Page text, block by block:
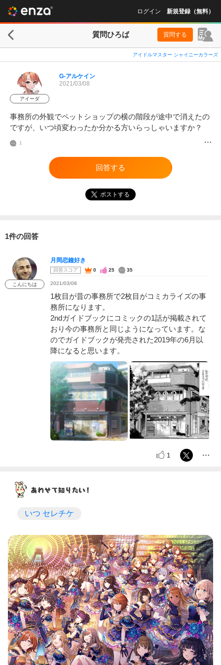
ログイン 新規登録（無料）
質問ひろば 質問する
アイドルマスター シャイニーカラーズ
アイーダ
G-アルケイン
2021/03/08
事務所の外観でペットショップの横の階段が途中で消えたの
ですが、いつ頃変わったか分かる方いらっしゃいますか？
1
回答する
ポストする
1件の回答
こんにちは
月岡恋鐘好き
回答スコア 0 25 35
2021/03/08
1枚目が昔の事務所で2枚目がコミカライズの事
務所になります。
2ndガイドブックにコミックの1話が掲載されて
おり今の事務所と同じようになっています。な
のでガイドブックが発売された2019年の6月以
降になると思います。
1
いつ セレチケ